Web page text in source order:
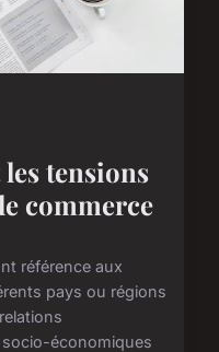
tensions
commerce
référence aux
pays ou régions
économiques